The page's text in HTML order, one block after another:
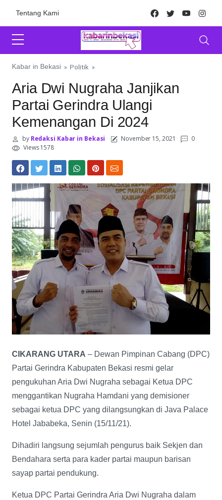
Tentang Kami Facebook
TwitterYoutube
Kabar in Bekasi » Politik »
Aria Dwi Nugraha Janjikan
Partai Gerindra Ulangi
Kemenangan Di 2024
byRedaksi Kabar in Bekasi November 15, 2021
0
Views 1578
CIKARANG UTARA – Dewan Pimpinan Cabang (DPC)
Partai Gerindra Kabupaten Bekasi resmi gelar
pengukuhan Aria Dwi Nugraha sebagai Ketua DPC
menggantikan Nugraha Hamdani yang demisioner
sebagai ketua DPC yang dilangsungkan di Java Palace
Hotel Jababeka, Senin (15/11/21).
Dihadiri langsung sejumlah pengurus baik Sekjen dan
Bendahara serta para kader partai maupun barisan
sayap partai pendukung.
Ketua DPC Partai Gerindra Aria Dwi Nugraha dalam